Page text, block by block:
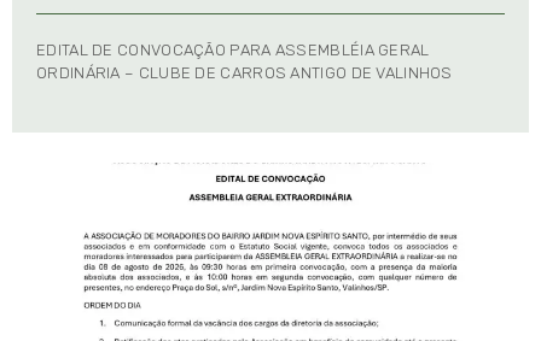
EDITAL DE CONVOCAÇÃO PARA ASSEMBLÉIA GERAL
ORDINÁRIA – CLUBE DE CARROS ANTIGO DE VALINHOS